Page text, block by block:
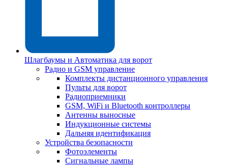
Шлагбаумы и Автоматика для ворот
Радио и GSM управление
Комплекты дистанционного управления
Пульты для ворот
Радиоприемники
GSM, WiFi и Bluetooth контроллеры
Антенны выносные
Индукционные системы
Дальняя идентификация
Устройства безопасности
Фотоэлементы
Сигнальные лампы